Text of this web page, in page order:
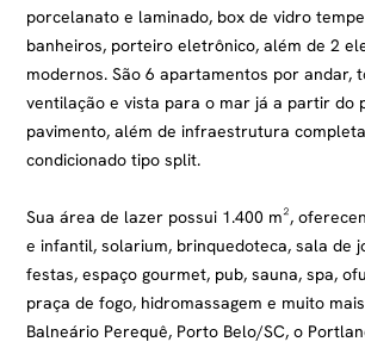
porcelanato e laminado, box de vidro
banheiros, porteiro eletrônico, além de 2
modernos. São 6 apartamentos por andar,
ventilação e vista para o mar já a partir do
pavimento, além de infraestrutura
condicionado tipo split.
Sua área de lazer possui 1.400 m²,
e infantil, solarium, brinquedoteca, sala de
festas, espaço gourmet, pub, sauna, spa,
praça de fogo, hidromassagem e muito
Balneário Perequê, Porto Belo/SC, o